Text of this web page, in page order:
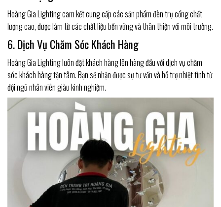
Hoàng Gia Lighting cam kết cung cấp các sản phẩm đèn trụ cổng chất
lượng cao, được làm từ các chất liệu bền vững và thân thiện với môi trường.
6. Dịch Vụ Chăm Sóc Khách Hàng
Hoàng Gia Lighting luôn đặt khách hàng lên hàng đầu với dịch vụ chăm
sóc khách hàng tận tâm. Bạn sẽ nhận được sự tư vấn và hỗ trợ nhiệt tình từ
đội ngũ nhân viên giàu kinh nghiệm.